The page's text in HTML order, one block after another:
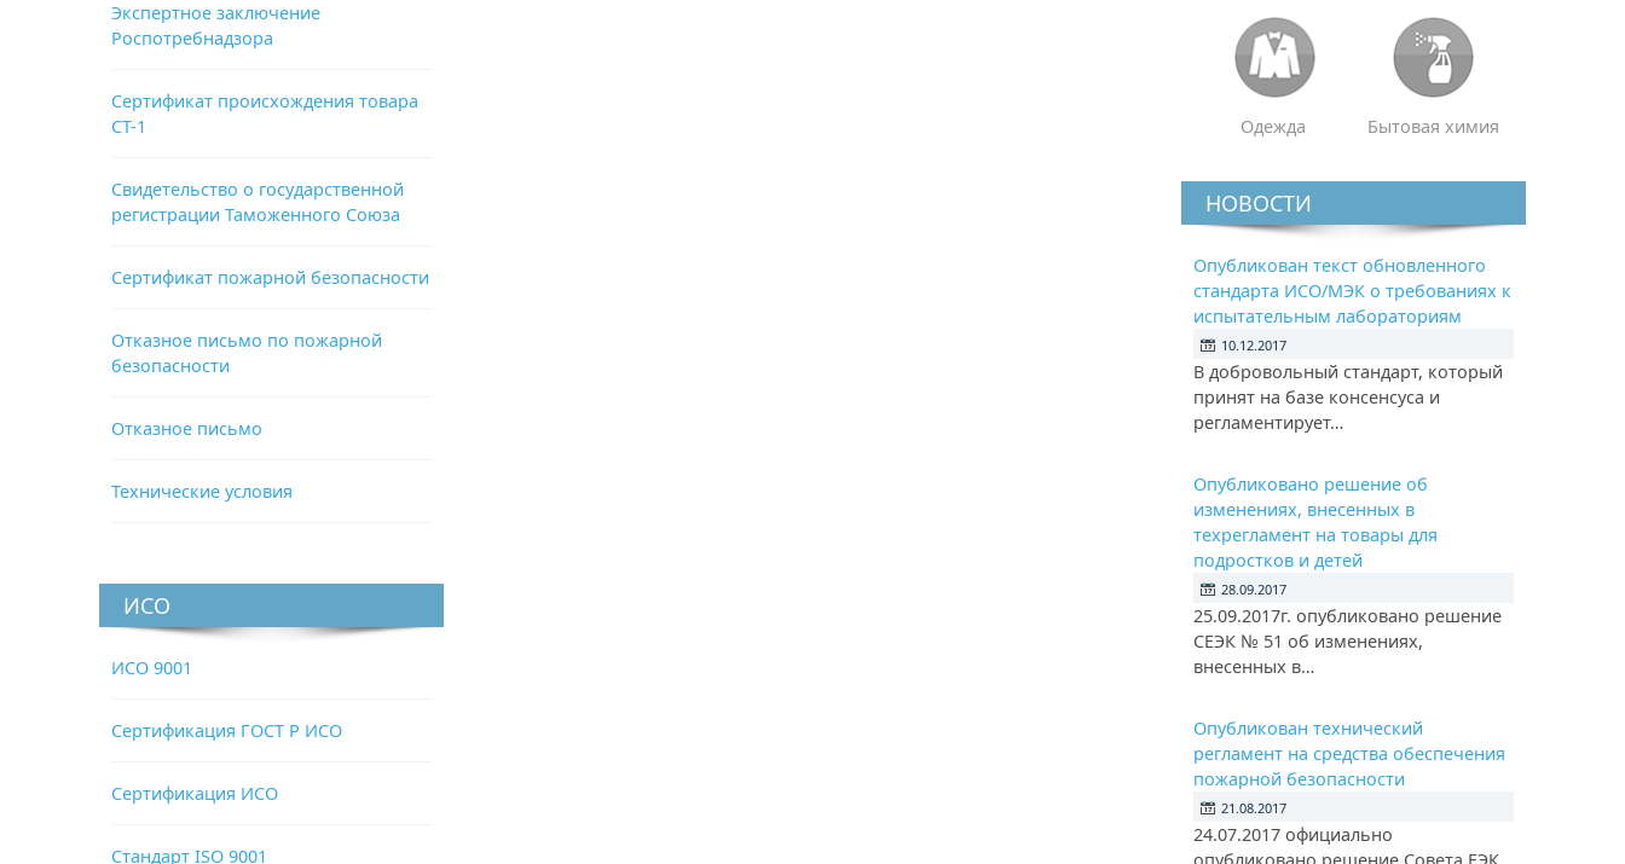
Экспертное заключение
Роспотребнадзора
Сертификат происхождения товара
СТ-1
Свидетельство о государственной
регистрации Таможенного Союза
Сертификат пожарной безопасности
Отказное письмо по пожарной
безопасности
Отказное письмо
Технические условия
ИСО
ИСО 9001
Сертификация ГОСТ Р ИСО
Сертификация ИСО
Стандарт ISO 9001
Одежда Бытовая химия
НОВОСТИ
Опубликован текст обновленного
стандарта ИСО/МЭК о требованиях к
испытательным лабораториям
10.12.2017
В добровольный стандарт, который
принят на базе консенсуса и
регламентирует…
Опубликовано решение об
изменениях, внесенных в
техрегламент на товары для
подростков и детей
28.09.2017
25.09.2017г. опубликовано решение
СЕЭК № 51 об изменениях,
внесенных в…
Опубликован технический
регламент на средства обеспечения
пожарной безопасности
21.08.2017
24.07.2017 официально